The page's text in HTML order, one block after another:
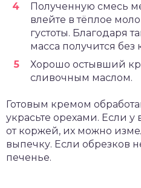
Полученную смесь
влейте в тёплое
густоты. Благодаря
масса получится
Хорошо остывший
сливочным маслом.
Готовым кремом
украсьте орехами. Если у
от коржей, их можно
выпечку. Если обрезков
печенье.